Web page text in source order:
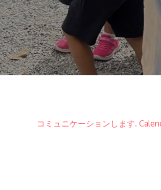
コミュニケーションします.